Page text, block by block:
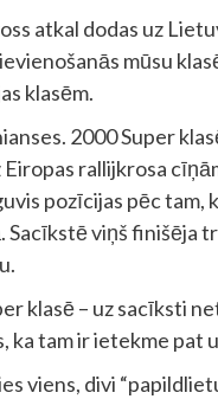
atkal dodas uz
mūsu
klasēm.
2000 Super
rallijkrosa
pozīcijas pēc
viņš finišēja
klasē – uz sacīksti
tam ir ietekme pat
viens, divi